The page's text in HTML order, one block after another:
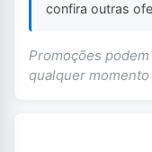
confira outras
Promoções
qualquer momento